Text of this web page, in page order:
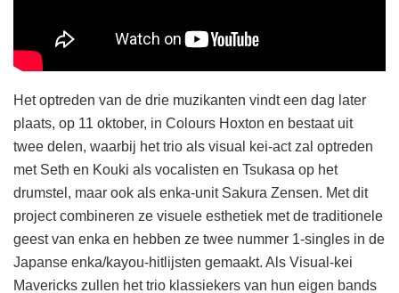
Het optreden van de drie muzikanten vindt een dag later
plaats, op 11 oktober, in Colours Hoxton en bestaat uit
twee delen, waarbij het trio als visual kei-act zal optreden
met Seth en Kouki als vocalisten en Tsukasa op het
drumstel, maar ook als enka-unit Sakura Zensen. Met dit
project combineren ze visuele esthetiek met de traditionele
geest van enka en hebben ze twee nummer 1-singles in de
Japanse enka/kayou-hitlijsten gemaakt. Als Visual-kei
Mavericks zullen het trio klassiekers van hun eigen bands